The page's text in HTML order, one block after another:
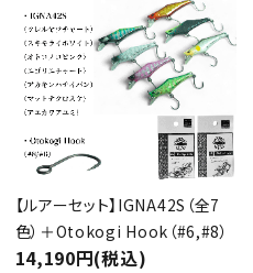
【ルアーセット】IGNA42S（全7
色）＋Otokogi Hook（#6,#8）
14,190円(税込)